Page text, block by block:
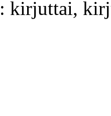
: kirjuttai,